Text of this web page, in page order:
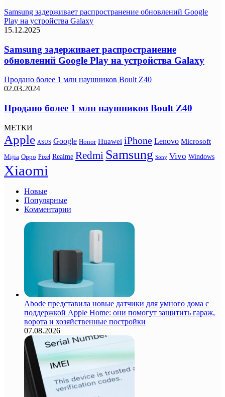
Samsung задерживает распространение обновлений Google
Play на устройства Galaxy
15.12.2025
Samsung задерживает распространение
обновлений Google Play на устройства Galaxy
Продано более 1 млн наушников Boult Z40
02.03.2024
Продано более 1 млн наушников Boult Z40
МЕТКИ
Apple ASUS Google Honor Huawei iPhone Lenovo Microsoft
Mijia Oppo Pixel Realme Redmi Samsung Sony Vivo Windows
Xiaomi
Новые
Популярные
Комментарии
Abode представила новые датчики для умного дома с
поддержкой Apple Home: они помогут защитить гараж,
ворота и хозяйственные постройки
07.08.2026